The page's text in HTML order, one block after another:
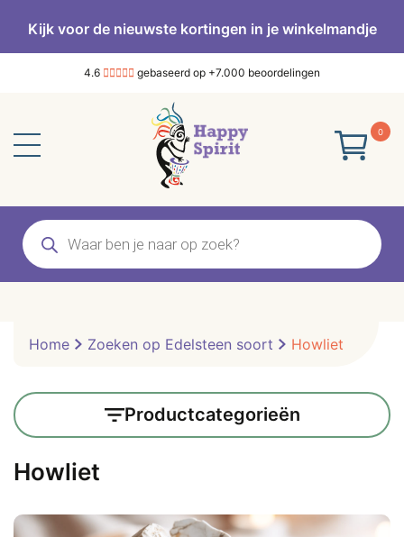
Kijk voor de nieuwste kortingen in je winkelmandje
4.6 gebaseerd op +7.000 beoordelingen
0
Producten
zoeken
Home Zoeken op Edelsteen soort Howliet
Productcategorieën
Howliet